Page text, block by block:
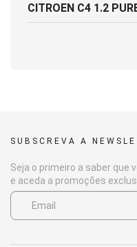
CITROEN C4 1.2
SUBSCREVA A
Seja o primeiro a saber que
e aceda a promoções